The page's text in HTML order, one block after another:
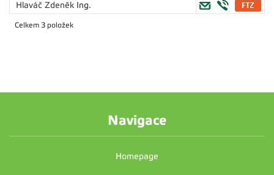
Hlaváč Zdeněk Ing.
Celkem 3 položek
Navigace
Homepage